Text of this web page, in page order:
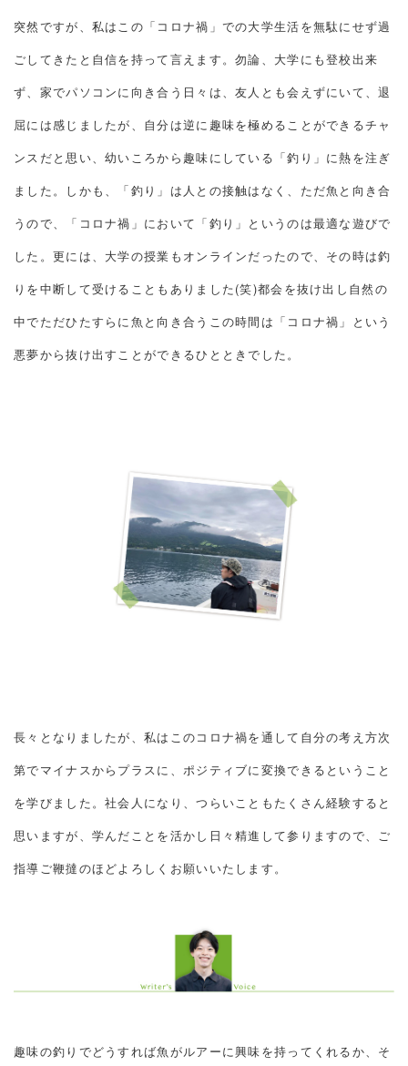
突然ですが、私はこの「コロナ禍」での大学生活を無駄にせず過
ごしてきたと自信を持って言えます。勿論、大学にも登校出来
ず、家でパソコンに向き合う日々は、友人とも会えずにいて、退
屈には感じましたが、自分は逆に趣味を極めることができるチャ
ンスだと思い、幼いころから趣味にしている「釣り」に熱を注ぎ
ました。しかも、「釣り」は人との接触はなく、ただ魚と向き合
うので、「コロナ禍」において「釣り」というのは最適な遊びで
した。更には、大学の授業もオンラインだったので、その時は釣
りを中断して受けることもありました(笑)都会を抜け出し自然の
中でただひたすらに魚と向き合うこの時間は「コロナ禍」という
悪夢から抜け出すことができるひとときでした。
長々となりましたが、私はこのコロナ禍を通して自分の考え方次
第でマイナスからプラスに、ポジティブに変換できるということ
を学びました。社会人になり、つらいこともたくさん経験すると
思いますが、学んだことを活かし日々精進して参りますので、ご
指導ご鞭撻のほどよろしくお願いいたします。
趣味の釣りでどうすれば魚がルアーに興味を持ってくれるか、そ